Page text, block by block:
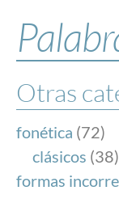
NOTICIAS
SOBRE
FundéuRAE
y la Real
el buen uso
Otras
fonética (72)
clásicos (38)
formas